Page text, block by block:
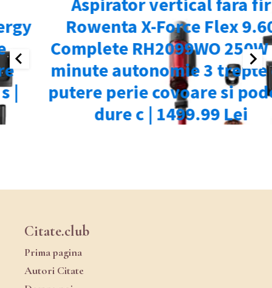
Citate.club
Prima pagina
Autori Citate